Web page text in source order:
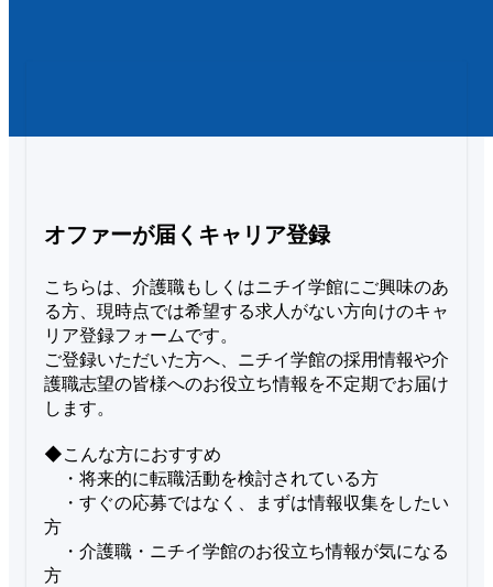
オファーが届くキャリア登録
こちらは、介護職もしくはニチイ学館にご興味のあ
る方、現時点では希望する求人がない方向けのキャ
リア登録フォームです。
ご登録いただいた方へ、ニチイ学館の採用情報や介
護職志望の皆様へのお役立ち情報を不定期でお届け
します。
◆こんな方におすすめ
・将来的に転職活動を検討されている方
・すぐの応募ではなく、まずは情報収集をしたい
方
・介護職・ニチイ学館のお役立ち情報が気になる
方